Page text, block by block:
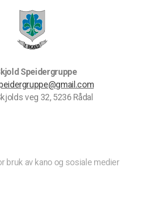
Speidergruppe
veg 32, 5236 Rådal
bruk av kano og sosiale medier